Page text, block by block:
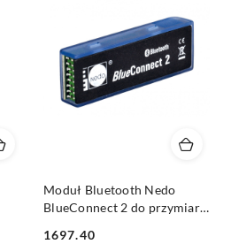
Moduł Bluetooth Nedo
BlueConnect 2 do przymiaru
1697.40